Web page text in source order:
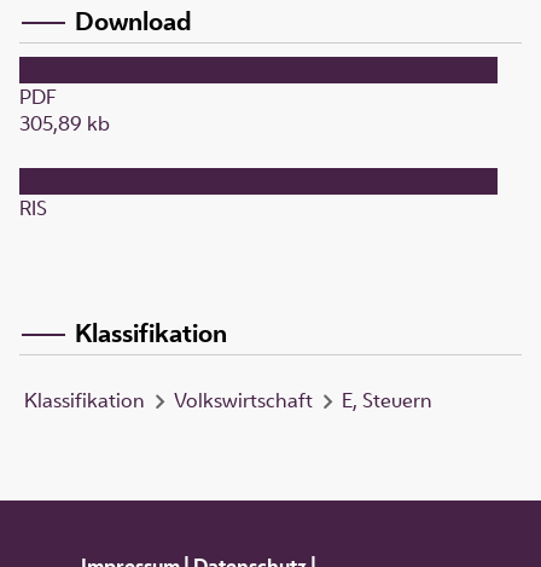
Download
PDF
305,89 kb
RIS
Klassifikation
Klassifikation Volkswirtschaft E, Steuern